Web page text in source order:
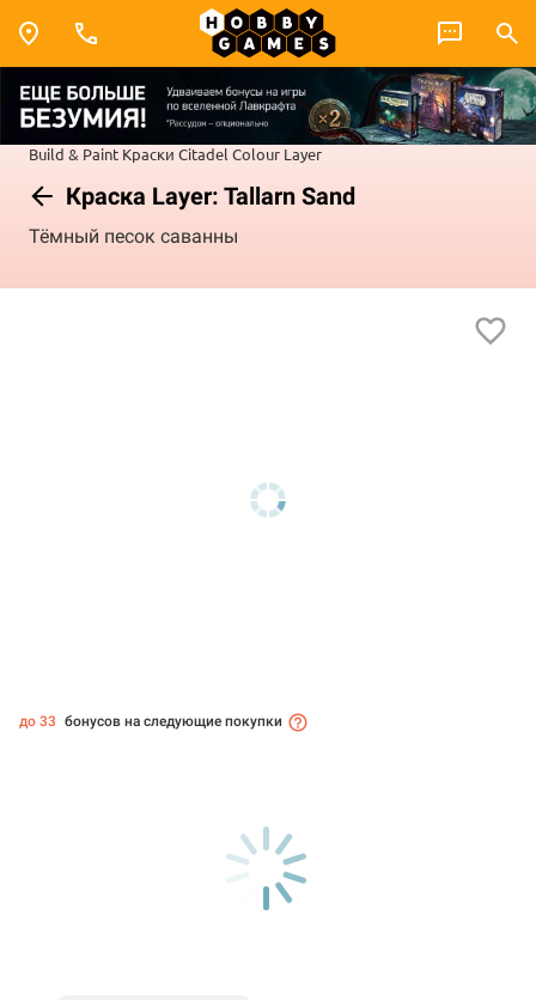
Build & Paint Краски Citadel Colour Layer
Краска Layer: Tallarn Sand
Тёмный песок саванны
до 33 бонусов на следующие покупки